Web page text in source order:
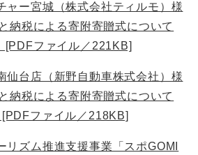
ャー宮城（株式会社ティルモ）様
納税による寄附寄贈式について
[PDFファイル／221KB]
仙台店（新野自動車株式会社）様
納税による寄附寄贈式について
[PDFファイル／218KB]
リズム推進支援事業「スポGOMI